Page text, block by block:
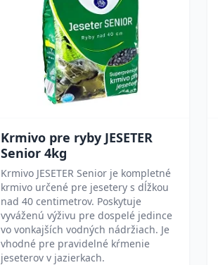
Krmivo pre ryby JESETER
Senior 4kg
Krmivo JESETER Senior je kompletné
krmivo určené pre jesetery s dĺžkou
nad 40 centimetrov. Poskytuje
vyváženú výživu pre dospelé jedince
vo vonkajších vodných nádržiach. Je
vhodné pre pravidelné kŕmenie
jeseterov v jazierkach.